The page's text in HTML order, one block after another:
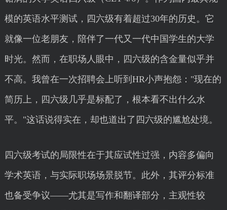
模的英语水平测试，四六级有着超过30年的历史。它
就像一位老朋友，陪伴了一代又一代中国学生的大学
时光。然而，在职场人眼中，四六级的含金量似乎并
不高。我曾在一次招聘会上听到HR小声抱怨："现在的
简历上，四六级几乎是标配了，根本看不出什么水
平。"这话说得实在，却也道出了四六级的尴尬处境。
四六级考试的局限性在于其应试性过强，内容多偏向
学术英语，与实际职场场景脱节。此外，其评分标准
也备受争议——尤其是写作和翻译部分，主观性较